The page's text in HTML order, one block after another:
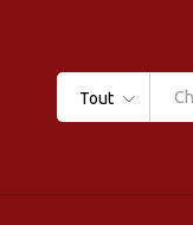
Tout